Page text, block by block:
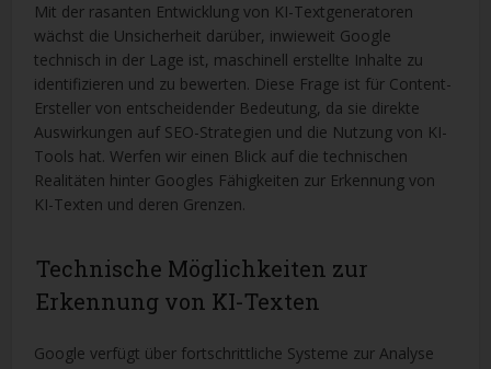
Mit der rasanten Entwicklung von KI-Textgeneratoren
wächst die Unsicherheit darüber, inwieweit Google
technisch in der Lage ist, maschinell erstellte Inhalte zu
identifizieren und zu bewerten. Diese Frage ist für Content-
Ersteller von entscheidender Bedeutung, da sie direkte
Auswirkungen auf SEO-Strategien und die Nutzung von KI-
Tools hat. Werfen wir einen Blick auf die technischen
Realitäten hinter Googles Fähigkeiten zur Erkennung von
KI-Texten und deren Grenzen.
Technische Möglichkeiten zur
Erkennung von KI-Texten
Google verfügt über fortschrittliche Systeme zur Analyse